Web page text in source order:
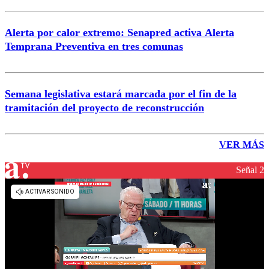
Alerta por calor extremo: Senapred activa Alerta
Temprana Preventiva en tres comunas
Semana legislativa estará marcada por el fin de la
tramitación del proyecto de reconstrucción
VER MÁS
Señal 2